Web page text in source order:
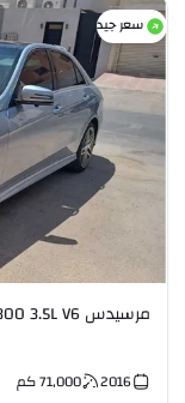
سعر جيد
مرسيدس E300 3.5L V6
2016
71,000كم